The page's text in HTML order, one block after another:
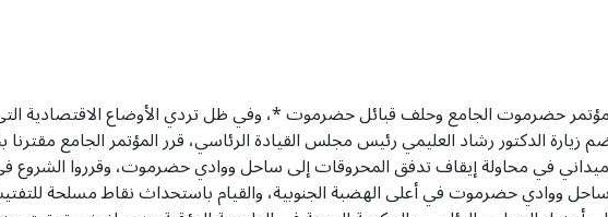
مؤتمر حضرموت الجامع وحلف قبائل حضرموت *، وفي ظل تردي الأوضاع الاقتصادية
الدكتور رشاد العليمي رئيس مجلس القيادة الرئاسي، قرر المؤتمر الجامع
في محاولة إيقاف تدفق المحروقات إلى ساحل ووادي حضرموت، وقرروا الشروع
ووادي حضرموت في أعلى الهضبة الجنوبية، والقيام باستحداث نقاط مسلحة